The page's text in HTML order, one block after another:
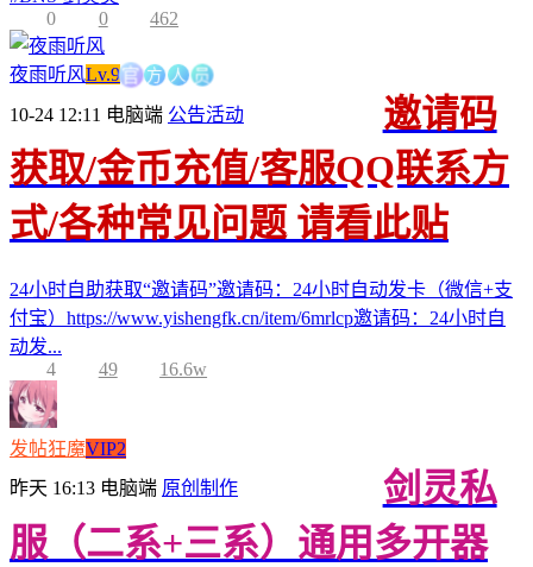
0
0 462
夜雨听风Lv.9官方人员
10-24 12:11 电脑端 公告活动
邀请码
获取/金币充值/客服QQ联系方
式/各种常见问题 请看此贴
24小时自助获取“邀请码”邀请码：24小时自动发卡（微信+支
付宝）https://www.yishengfk.cn/item/6mrlcp邀请码：24小时自
动发...
4
49 16.6w
发帖狂魔VIP2
昨天 16:13 电脑端 原创制作
剑灵私
服（二系+三系）通用多开器